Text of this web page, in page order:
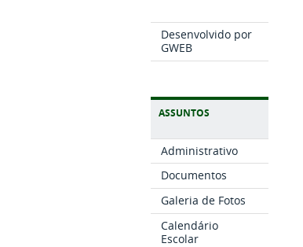
Desenvolvido por
GWEB
ASSUNTOS
Administrativo
Documentos
Galeria de Fotos
Calendário
Escolar